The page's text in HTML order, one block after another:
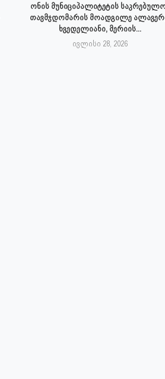
ონის მუნიციპალიტეტის
თავმჯდომარის მოადგილე
ხვედელიანი, მერიის...
ივლისი 28, 2026